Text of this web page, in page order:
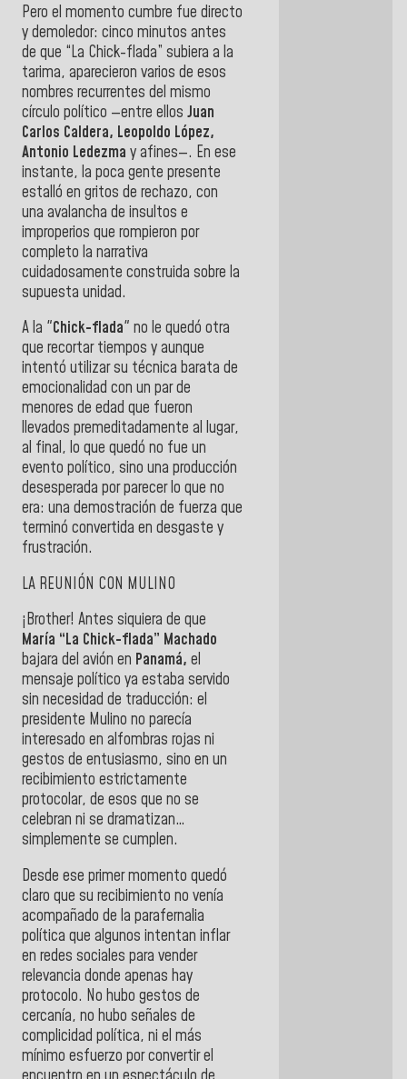
Pero el momento cumbre fue directo
y demoledor: cinco minutos antes
de que “La Chick-flada” subiera a la
tarima, aparecieron varios de esos
nombres recurrentes del mismo
círculo político —entre ellos Juan
Carlos Caldera, Leopoldo López,
Antonio Ledezma y afines—. En ese
instante, la poca gente presente
estalló en gritos de rechazo, con
una avalancha de insultos e
improperios que rompieron por
completo la narrativa
cuidadosamente construida sobre la
supuesta unidad.
A la "Chick-flada" no le quedó otra
que recortar tiempos y aunque
intentó utilizar su técnica barata de
emocionalidad con un par de
menores de edad que fueron
llevados premeditadamente al lugar,
al final, lo que quedó no fue un
evento político, sino una producción
desesperada por parecer lo que no
era: una demostración de fuerza que
terminó convertida en desgaste y
frustración.
LA REUNIÓN CON MULINO
¡Brother! Antes siquiera de que
María “La Chick-flada” Machado
bajara del avión en Panamá, el
mensaje político ya estaba servido
sin necesidad de traducción: el
presidente Mulino no parecía
interesado en alfombras rojas ni
gestos de entusiasmo, sino en un
recibimiento estrictamente
protocolar, de esos que no se
celebran ni se dramatizan…
simplemente se cumplen.
Desde ese primer momento quedó
claro que su recibimiento no venía
acompañado de la parafernalia
política que algunos intentan inflar
en redes sociales para vender
relevancia donde apenas hay
protocolo. No hubo gestos de
cercanía, no hubo señales de
complicidad política, ni el más
mínimo esfuerzo por convertir el